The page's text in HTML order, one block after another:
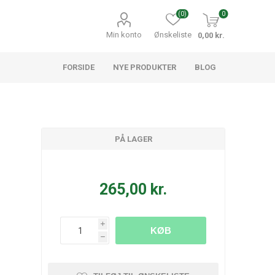
Min konto Ønskeliste
(0) 0
0,00 kr.
FORSIDE NYE PRODUKTER BLOG
PÅ LAGER
265,00 kr.
i
h
KØB